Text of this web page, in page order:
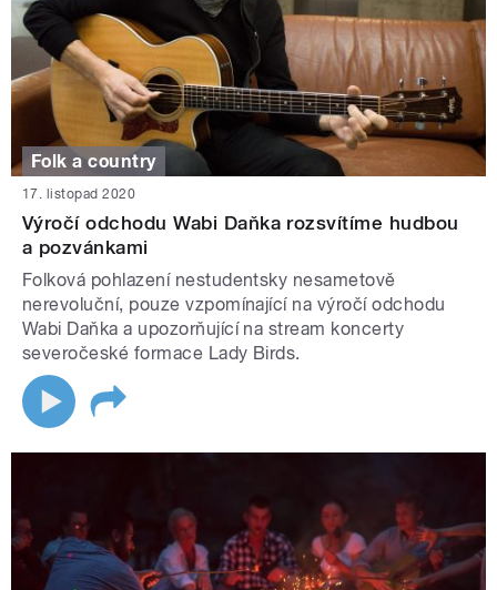
Folk a country
17. listopad 2020
Výročí odchodu Wabi Daňka rozsvítíme hudbou
a pozvánkami
Folková pohlazení nestudentsky nesametově
nerevoluční, pouze vzpomínající na výročí odchodu
Wabi Daňka a upozorňující na stream koncerty
severočeské formace Lady Birds.